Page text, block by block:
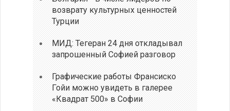
возврату культурных ценностей
Турции
МИД: Тегеран 24 дня откладывал
запрошенный Софией разговор
Графические работы Франсиско
Гойи можно увидеть в галерее
«Квадрат 500» в Софии